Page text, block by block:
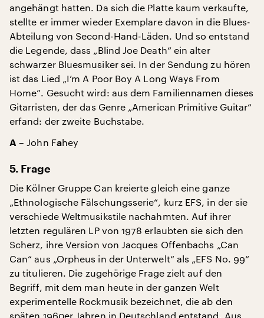
angehängt hatten. Da sich die Platte kaum verkaufte,
stellte er immer wieder Exemplare davon in die Blues-
Abteilung von Second-Hand-Läden. Und so entstand
die Legende, dass „Blind Joe Death“ ein alter
schwarzer Bluesmusiker sei. In der Sendung zu hören
ist das Lied „I’m A Poor Boy A Long Ways From
Home”. Gesucht wird: aus dem Familiennamen dieses
Gitarristen, der das Genre „American Primitive Guitar“
erfand: der zweite Buchstabe.
A – John Fahey
5. Frage
Die Kölner Gruppe Can kreierte gleich eine ganze
„Ethnologische Fälschungsserie“, kurz EFS, in der sie
verschiede Weltmusikstile nachahmten. Auf ihrer
letzten regulären LP von 1978 erlaubten sie sich den
Scherz, ihre Version von Jacques Offenbachs „Can
Can“ aus „Orpheus in der Unterwelt“ als „EFS No. 99“
zu titulieren. Die zugehörige Frage zielt auf den
Begriff, mit dem man heute in der ganzen Welt
experimentelle Rockmusik bezeichnet, die ab den
späten 1960er Jahren in Deutschland entstand. Aus